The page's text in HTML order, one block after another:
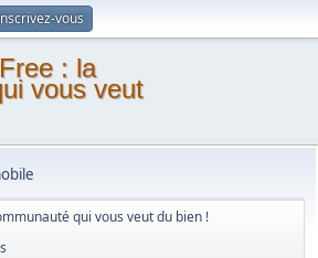
vous
: la
vous veut
qui vous veut du bien !